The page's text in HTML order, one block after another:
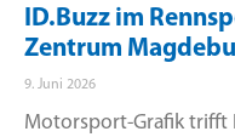
ID.Buzz im
Zentrum
9. Juni 2026
Motorsport-Grafik trifft